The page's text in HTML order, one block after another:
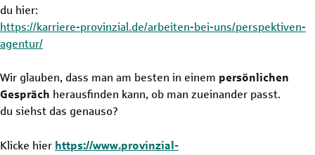
du hier:
https://karriere-provinzial.de/arbeiten-bei-uns/perspektiven-
agentur/
Wir glauben, dass man am besten in einem persönlichen
Gespräch herausfinden kann, ob man zueinander passt.
du siehst das genauso?
Klicke hier https://www.provinzial-